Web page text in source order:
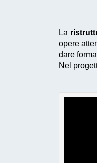
La
opere
dare
Nel